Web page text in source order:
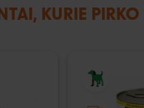
KURIE PIRKO